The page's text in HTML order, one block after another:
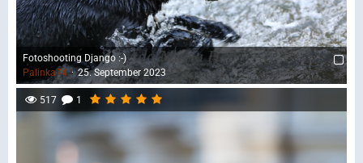
Fotoshooting Django :-)
Palinka74
25. September 2023
517 1